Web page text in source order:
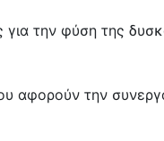
την φύση της
αφορούν την